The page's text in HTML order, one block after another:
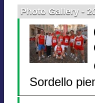
Photo Gallery -
Sordello